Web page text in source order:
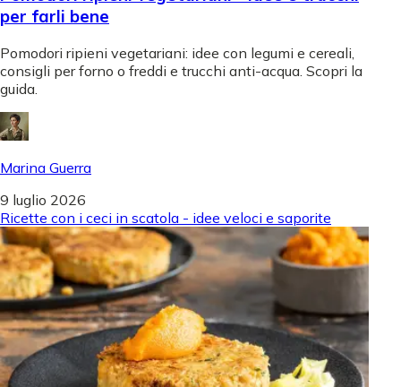
per farli bene
Pomodori ripieni vegetariani: idee con legumi e cereali,
consigli per forno o freddi e trucchi anti-acqua. Scopri la
guida.
Marina Guerra
9 luglio 2026
Ricette con i ceci in scatola - idee veloci e saporite